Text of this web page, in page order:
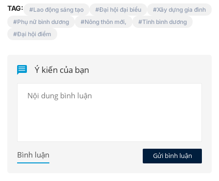
TAG: Lao động sáng tạo Đại hội đại biểu
Xây dựng gia đình
Phụ nữ bình dương
Nông thôn mới,
Tỉnh bình dương
Đại hội điểm
Ý kiến của bạn
Gửi bình luận
Bình luận